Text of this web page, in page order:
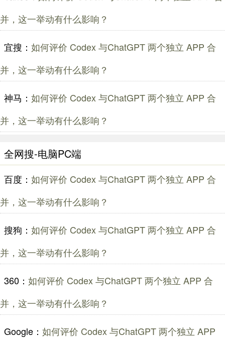
并，这一举动有什么影响？
宜搜： 如何评价 Codex 与ChatGPT 两个独立 APP 合
并，这一举动有什么影响？
神马： 如何评价 Codex 与ChatGPT 两个独立 APP 合
并，这一举动有什么影响？
全网搜-电脑PC端
百度： 如何评价 Codex 与ChatGPT 两个独立 APP 合
并，这一举动有什么影响？
搜狗： 如何评价 Codex 与ChatGPT 两个独立 APP 合
并，这一举动有什么影响？
360： 如何评价 Codex 与ChatGPT 两个独立 APP 合
并，这一举动有什么影响？
Google： 如何评价 Codex 与ChatGPT 两个独立 APP